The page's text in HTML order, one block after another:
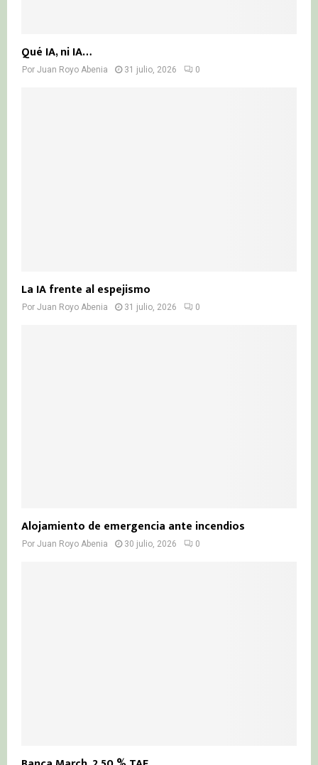
Qué IA, ni IA…
Por Juan Royo Abenia 31 julio, 2026 0
La IA frente al espejismo
Por Juan Royo Abenia 31 julio, 2026 0
Alojamiento de emergencia ante incendios
Por Juan Royo Abenia 30 julio, 2026 0